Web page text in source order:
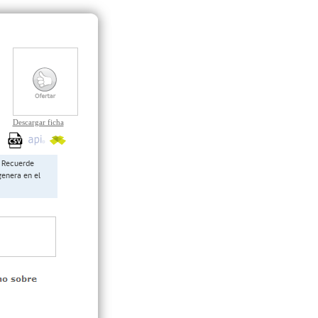
en el
Descargar ficha